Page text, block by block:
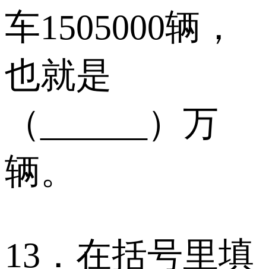
车1505000辆，
也就是
（______）万
辆。
13．在括号里填